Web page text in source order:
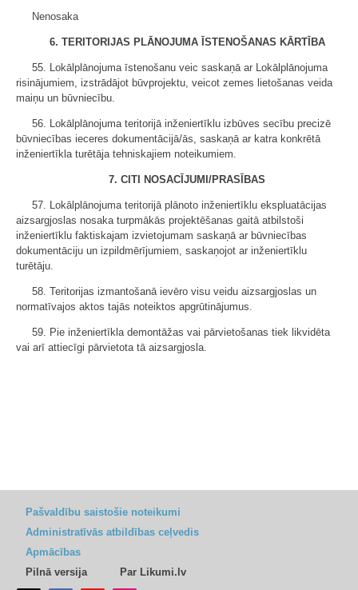
Nenosaka
6. TERITORIJAS PLĀNOJUMA ĪSTENOŠANAS KĀRTĪBA
55. Lokālplānojuma īstenošanu veic saskaņā ar Lokālplānojuma
risinājumiem, izstrādājot būvprojektu, veicot zemes lietošanas veida
maiņu un būvniecību.
56. Lokālplānojuma teritorijā inženiertīklu izbūves secību precizē
būvniecības ieceres dokumentācijā/ās, saskaņā ar katra konkrētā
inženiertīkla turētāja tehniskajiem noteikumiem.
7. CITI NOSACĪJUMI/PRASĪBAS
57. Lokālplānojuma teritorijā plānoto inženiertīklu ekspluatācijas
aizsargjoslas nosaka turpmākās projektēšanas gaitā atbilstoši
inženiertīklu faktiskajam izvietojumam saskaņā ar būvniecības
dokumentāciju un izpildmērījumiem, saskaņojot ar inženiertīklu
turētāju.
58. Teritorijas izmantošanā ievēro visu veidu aizsargjoslas un
normatīvajos aktos tajās noteiktos apgrūtinājumus.
59. Pie inženiertīkla demontāžas vai pārvietošanas tiek likvidēta
vai arī attiecīgi pārvietota tā aizsargjosla.
Pašvaldību saistošie noteikumi
Administratīvās atbildības ceļvedis
Apmācības
Pilnā versija
Par Likumi.lv